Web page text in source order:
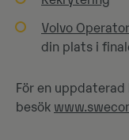
Volvo
din plats i
För en
besök